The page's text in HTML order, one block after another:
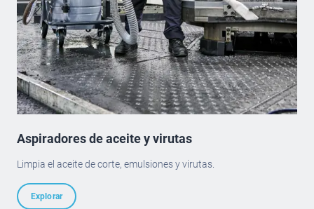
Aspiradores de aceite y virutas
Limpia el aceite de corte, emulsiones y virutas.
Explorar